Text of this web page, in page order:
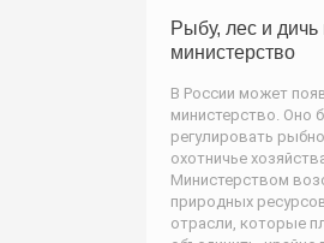
Рыбу, лес и дичь
министерство
В России может
министерство. Оно
регулировать
охотничье
Министерством
природных
отрасли, которые